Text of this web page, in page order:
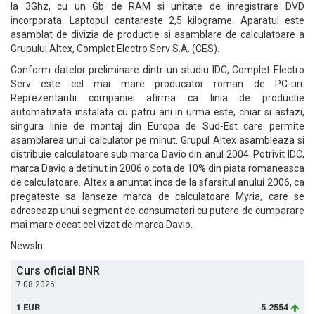
la 3Ghz, cu un Gb de RAM si unitate de inregistrare DVD
incorporata. Laptopul cantareste 2,5 kilograme. Aparatul este
asamblat de divizia de productie si asamblare de calculatoare a
Grupului Altex, Complet Electro Serv S.A. (CES).
Conform datelor preliminare dintr-un studiu IDC, Complet Electro
Serv este cel mai mare producator roman de PC-uri.
Reprezentantii companiei afirma ca linia de productie
automatizata instalata cu patru ani in urma este, chiar si astazi,
singura linie de montaj din Europa de Sud-Est care permite
asamblarea unui calculator pe minut. Grupul Altex asambleaza si
distribuie calculatoare sub marca Davio din anul 2004. Potrivit IDC,
marca Davio a detinut in 2006 o cota de 10% din piata romaneasca
de calculatoare. Altex a anuntat inca de la sfarsitul anului 2006, ca
pregateste sa lanseze marca de calculatoare Myria, care se
adreseazp unui segment de consumatori cu putere de cumparare
mai mare decat cel vizat de marca Davio.
NewsIn
Curs oficial BNR
7.08.2026
1 EUR
5.2554